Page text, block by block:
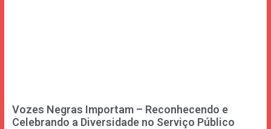
Vozes Negras Importam – Reconhecendo e
Celebrando a Diversidade no Serviço Público